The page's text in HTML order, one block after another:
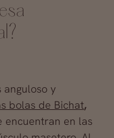
anguloso y
bolas de Bichat,
encuentran en las